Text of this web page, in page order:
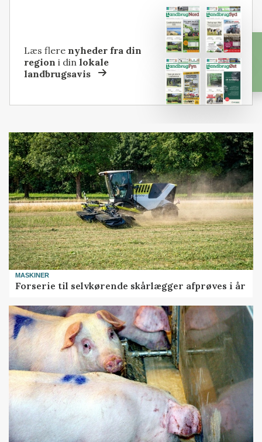
Læs flere nyheder fra din
region i dinlokale
landbrugsavis
MASKINER
Forserie til selvkørende skårlægger afprøves i år